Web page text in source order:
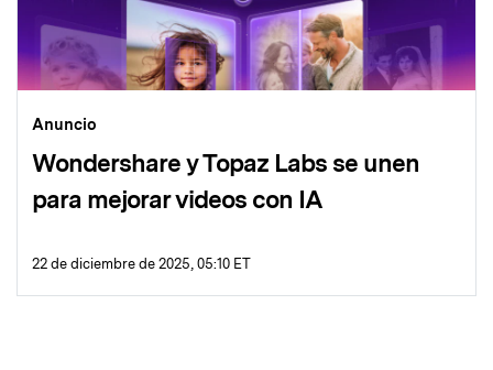
Anuncio
Wondershare y Topaz Labs se unen
para mejorar videos con IA
22 de diciembre de 2025, 05:10 ET